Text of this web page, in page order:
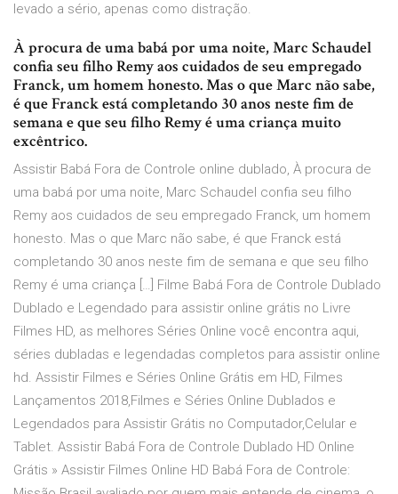
levado a sério, apenas como distração.
À procura de uma babá por uma noite, Marc Schaudel
confia seu filho Remy aos cuidados de seu empregado
Franck, um homem honesto. Mas o que Marc não sabe,
é que Franck está completando 30 anos neste fim de
semana e que seu filho Remy é uma criança muito
excêntrico.
Assistir Babá Fora de Controle online dublado, À procura de
uma babá por uma noite, Marc Schaudel confia seu filho
Remy aos cuidados de seu empregado Franck, um homem
honesto. Mas o que Marc não sabe, é que Franck está
completando 30 anos neste fim de semana e que seu filho
Remy é uma criança […] Filme Babá Fora de Controle Dublado
Dublado e Legendado para assistir online grátis no Livre
Filmes HD, as melhores Séries Online você encontra aqui,
séries dubladas e legendadas completos para assistir online
hd. Assistir Filmes e Séries Online Grátis em HD, Filmes
Lançamentos 2018,Filmes e Séries Online Dublados e
Legendados para Assistir Grátis no Computador,Celular e
Tablet. Assistir Babá Fora de Controle Dublado HD Online
Grátis » Assistir Filmes Online HD Babá Fora de Controle: